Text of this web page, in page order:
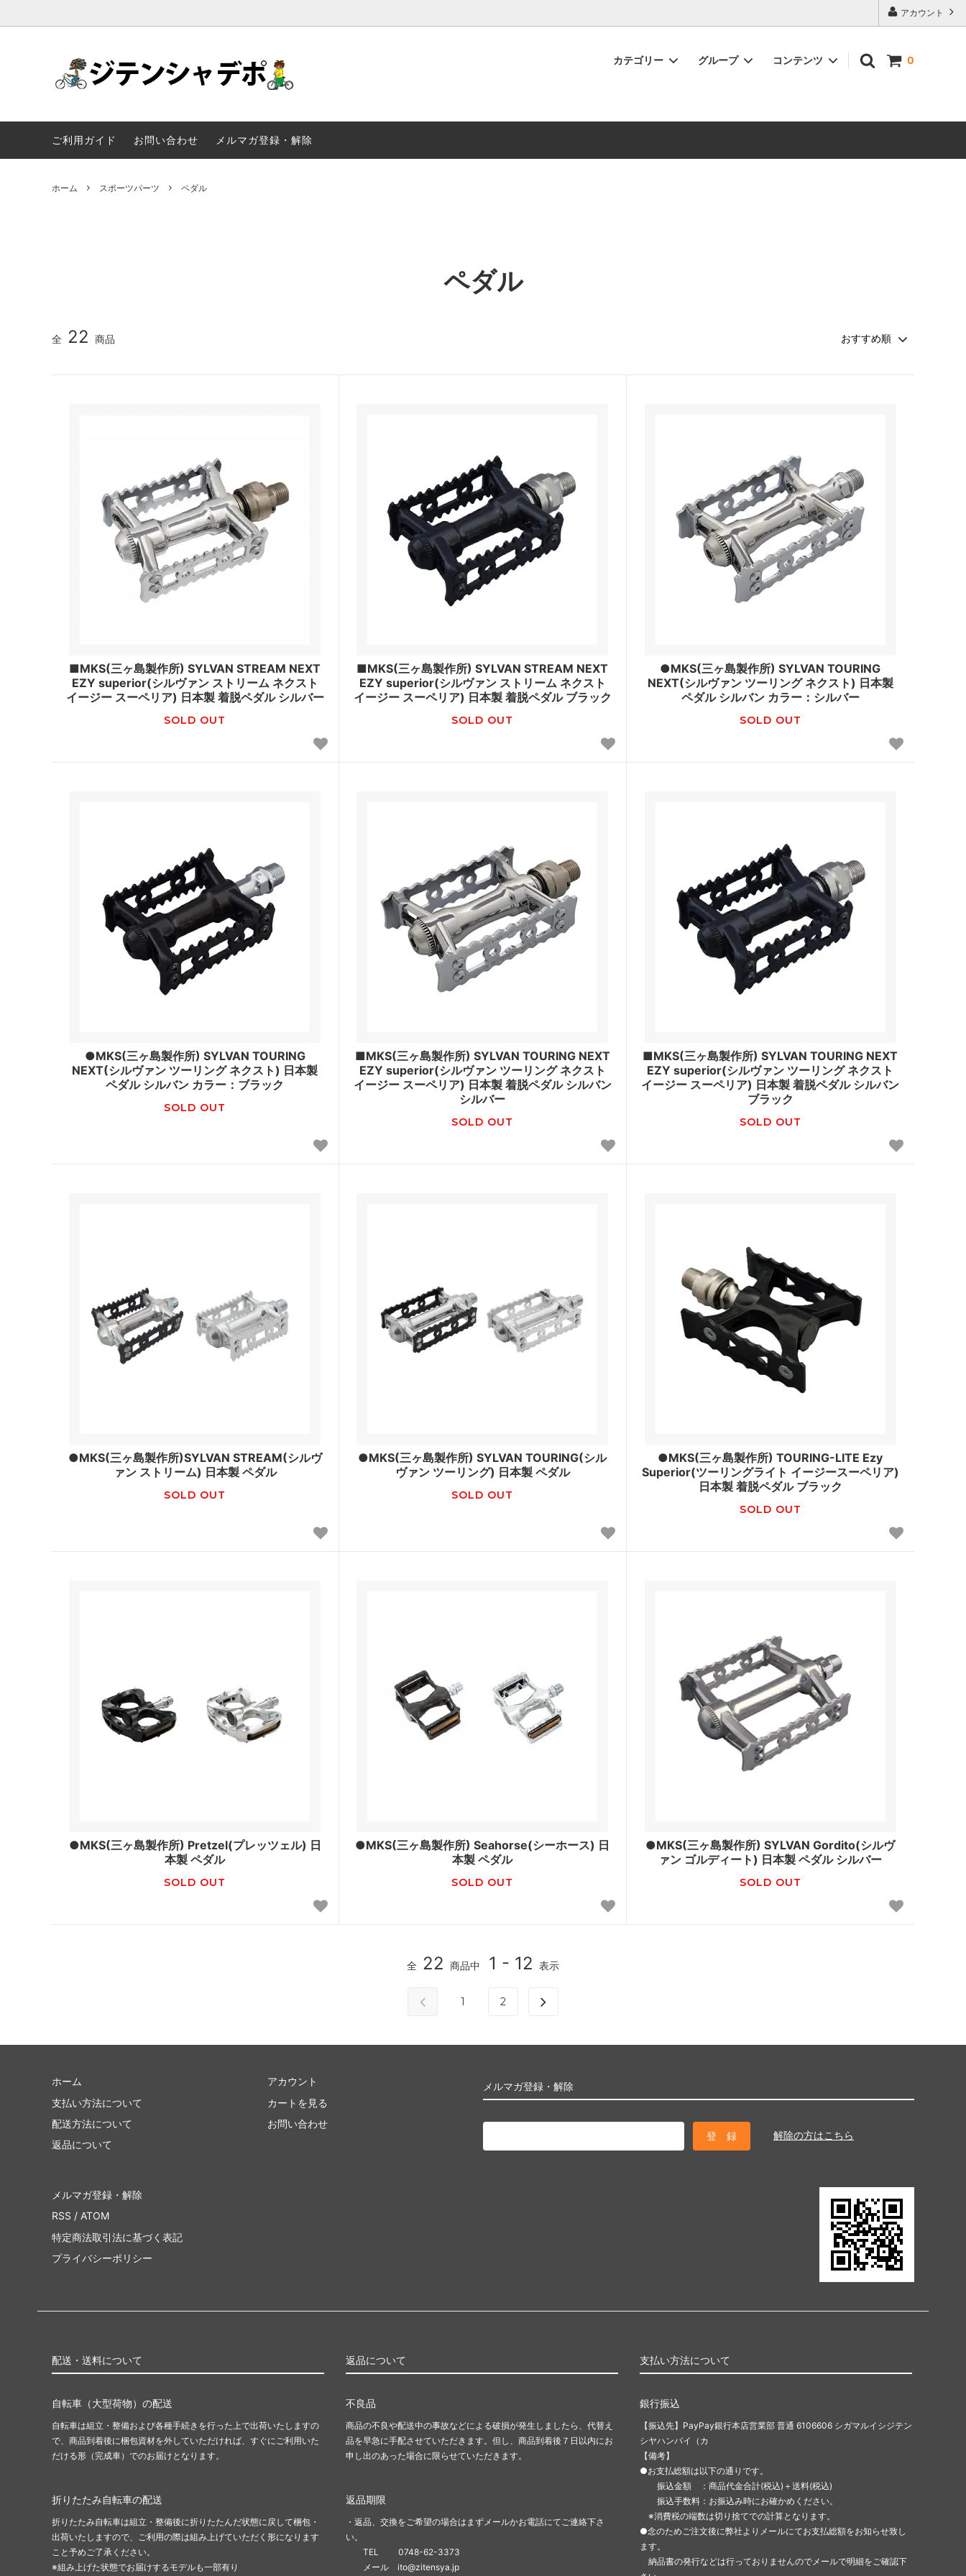
アカウント
0
カテゴリー
一輪車 三輪車
グループ
ストライダ OGK技研
コンテンツ
ご利用ガイド お問い合わせ メルマガ登録・解除
ホーム スポーツパーツ ペダル
ペダル
全 22 商品
■MKS(三ヶ島製作所) SYLVAN STREAM NEXT
EZY superior(シルヴァン ストリーム ネクスト
イージー スーペリア) 日本製 着脱ペダル シルバー
SOLD OUT
■MKS(三ヶ島製作所) SYLVAN STREAM NEXT
EZY superior(シルヴァン ストリーム ネクスト
イージー スーペリア) 日本製 着脱ペダル ブラック
SOLD OUT
●MKS(三ヶ島製作所) SYLVAN TOURING
NEXT(シルヴァン ツーリング ネクスト) 日本製
ペダル シルバン カラー：シルバー
SOLD OUT
●MKS(三ヶ島製作所) SYLVAN TOURING
NEXT(シルヴァン ツーリング ネクスト) 日本製
ペダル シルバン カラー：ブラック
SOLD OUT
■MKS(三ヶ島製作所) SYLVAN TOURING NEXT
EZY superior(シルヴァン ツーリング ネクスト
イージー スーペリア) 日本製 着脱ペダル シルバン
シルバー
SOLD OUT
■MKS(三ヶ島製作所) SYLVAN TOURING NEXT
EZY superior(シルヴァン ツーリング ネクスト
イージー スーペリア) 日本製 着脱ペダル シルバン
ブラック
SOLD OUT
●MKS(三ヶ島製作所)SYLVAN STREAM(シルヴ
ァン ストリーム) 日本製 ペダル
SOLD OUT
●MKS(三ヶ島製作所) SYLVAN TOURING(シル
ヴァン ツーリング) 日本製 ペダル
SOLD OUT
●MKS(三ヶ島製作所) TOURING-LITE Ezy
Superior(ツーリングライト イージースーペリア)
日本製 着脱ペダル ブラック
SOLD OUT
●MKS(三ヶ島製作所) Pretzel(プレッツェル) 日
本製 ペダル
SOLD OUT
●MKS(三ヶ島製作所) Seahorse(シーホース) 日
本製 ペダル
SOLD OUT
●MKS(三ヶ島製作所) SYLVAN Gordito(シルヴ
ァン ゴルディート) 日本製 ペダル シルバー
SOLD OUT
全 22 商品中 1 - 12 表示
1 2
メルマガ登録・解除
解除の方はこちら
ホーム
支払い方法について
配送方法について
返品について
アカウント
カートを見る
お問い合わせ
メルマガ登録・解除
RSS / ATOM
特定商法取引法に基づく表記
プライバシーポリシー
配送・送料について
自転車（大型荷物）の配送
自転車は組立・整備および各種手続きを行った上で出荷いたしますの
で、商品到着後に梱包資材を外していただければ、すぐにご利用いた
だける形（完成車）でのお届けとなります。
折りたたみ自転車の配送
折りたたみ自転車は組立・整備後に折りたたんだ状態に戻して梱包・
出荷いたしますので、ご利用の際は組み上げていただく形になります
こと予めご了承ください。
※組み上げた状態でお届けするモデルも一部有り
返品について
不良品
商品の不良や配送中の事故などによる破損が発生しましたら、代替え
品を早急に手配させていただきます。但し、商品到着後７日以内にお
申し出のあった場合に限らせていただきます。
返品期限
・返品、交換をご希望の場合はまずメールかお電話にてご連絡下さ
い。
TEL 0748-62-3373
メール ito@zitensya.jp
支払い方法について
銀行振込
【振込先】PayPay銀行本店営業部 普通 6106606 シガマルイシジテン
シヤハンバイ（カ
【備考】
●お支払総額は以下の通りです。
振込金額 ：商品代金合計(税込)＋送料(税込)
振込手数料：お振込み時にお確かめください。
※消費税の端数は切り捨てでの計算となります。
●念のためご注文後に弊社よりメールにてお支払総額をお知らせ致し
ます。
納品書の発行などは行っておりませんのでメールで明細をご確認下